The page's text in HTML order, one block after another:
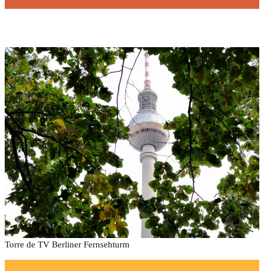
Torre de TV Berliner Fernsehturm